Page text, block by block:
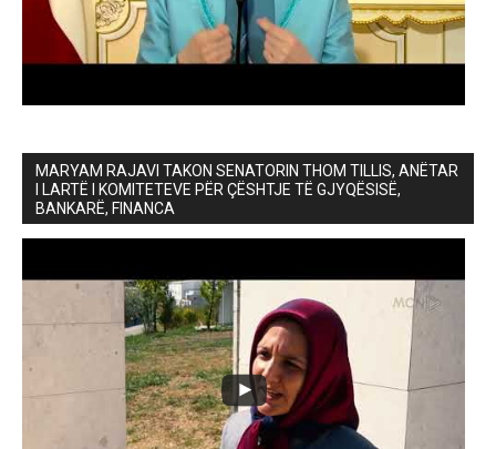
MARYAM RAJAVI TAKON SENATORIN THOM TILLIS, ANËTAR
I LARTË I KOMITETEVE PËR ÇËSHTJE TË GJYQËSISË,
BANKARË, FINANCA